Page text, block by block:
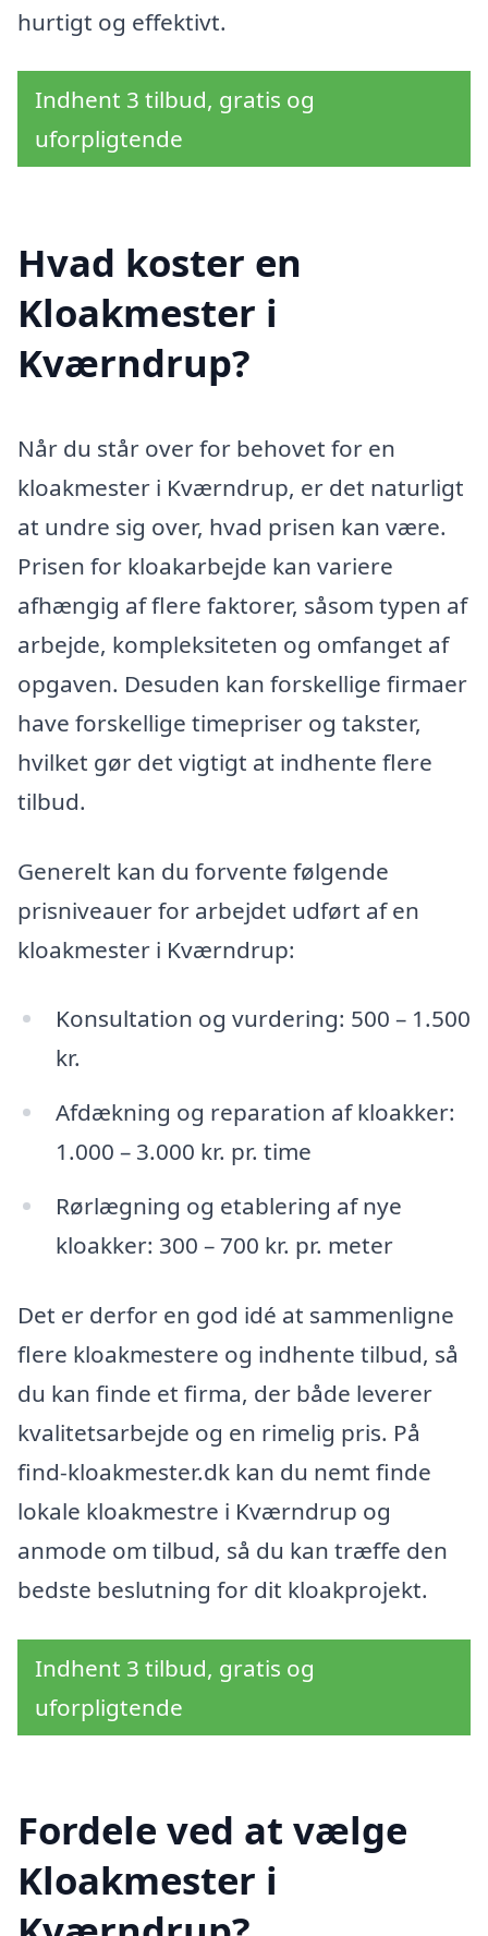
hurtigt og effektivt.
Indhent 3 tilbud, gratis og
uforpligtende
Hvad koster en
Kloakmester i
Kværndrup?
Når du står over for behovet for en
kloakmester i Kværndrup, er det naturligt
at undre sig over, hvad prisen kan være.
Prisen for kloakarbejde kan variere
afhængig af flere faktorer, såsom typen af
arbejde, kompleksiteten og omfanget af
opgaven. Desuden kan forskellige firmaer
have forskellige timepriser og takster,
hvilket gør det vigtigt at indhente flere
tilbud.
Generelt kan du forvente følgende
prisniveauer for arbejdet udført af en
kloakmester i Kværndrup:
Konsultation og vurdering: 500 – 1.500
kr.
Afdækning og reparation af kloakker:
1.000 – 3.000 kr. pr. time
Rørlægning og etablering af nye
kloakker: 300 – 700 kr. pr. meter
Det er derfor en god idé at sammenligne
flere kloakmestere og indhente tilbud, så
du kan finde et firma, der både leverer
kvalitetsarbejde og en rimelig pris. På
find-kloakmester.dk kan du nemt finde
lokale kloakmestre i Kværndrup og
anmode om tilbud, så du kan træffe den
bedste beslutning for dit kloakprojekt.
Indhent 3 tilbud, gratis og
uforpligtende
Fordele ved at vælge
Kloakmester i